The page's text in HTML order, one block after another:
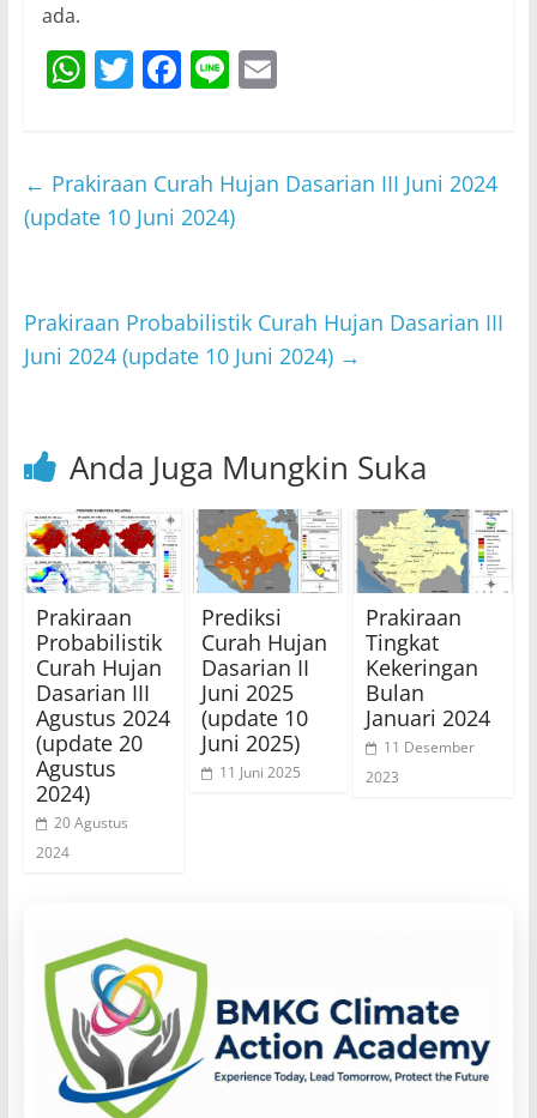
ada.
W
s
A
T
er
F
e
b
k
Li E
l
← Prakiraan Curah Hujan Dasarian III Juni 2024
(update 10 Juni 2024)
Prakiraan Probabilistik Curah Hujan Dasarian III
Juni 2024 (update 10 Juni 2024) →
Anda Juga Mungkin Suka
Prakiraan
Probabilistik
Curah Hujan
Dasarian III
Agustus 2024
(update 20
Agustus
2024)
20 Agustus
2024
Prediksi
Curah Hujan
Dasarian II
Juni 2025
(update 10
Juni 2025)
11 Juni 2025
Prakiraan
Tingkat
Kekeringan
Bulan
Januari 2024
11 Desember
2023